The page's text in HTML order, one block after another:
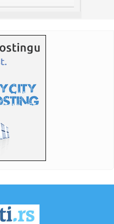
SVADBU, A ON SE NIJE ŽENIO:
са ...
Ne nazire se kraj toplotnog
plana za prvu farmu
skoro preuzeo Italiju, crtao nam je